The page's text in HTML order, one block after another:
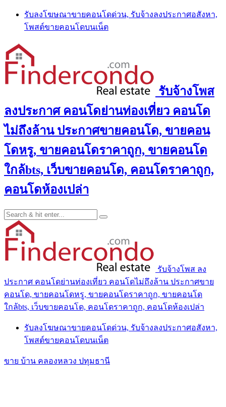
Skip
content
รับลงโฆษณาขายคอนโดด่วน, รับจ้างลงประกาศอสังหา,
โพสต์ขายคอนโดบนเน็ต
รับจ้างโพส
ลงประกาศ คอนโดย่านท่องเที่ยว คอนโด
ไม่ถึงล้าน ประกาศขายคอนโด, ขายคอน
โดหรู, ขายคอนโดราคาถูก, ขายคอนโด
ใกล้bts, เว็บขายคอนโด, คอนโดราคาถูก,
คอนโดห้องเปล่า
รับจ้างโพส ลง
ประกาศ คอนโดย่านท่องเที่ยว คอนโดไม่ถึงล้าน ประกาศขาย
คอนโด, ขายคอนโดหรู, ขายคอนโดราคาถูก, ขายคอนโด
ใกล้bts, เว็บขายคอนโด, คอนโดราคาถูก, คอนโดห้องเปล่า
รับลงโฆษณาขายคอนโดด่วน, รับจ้างลงประกาศอสังหา,
โพสต์ขายคอนโดบนเน็ต
ขาย บ้าน คลองหลวง ปทุมธานี